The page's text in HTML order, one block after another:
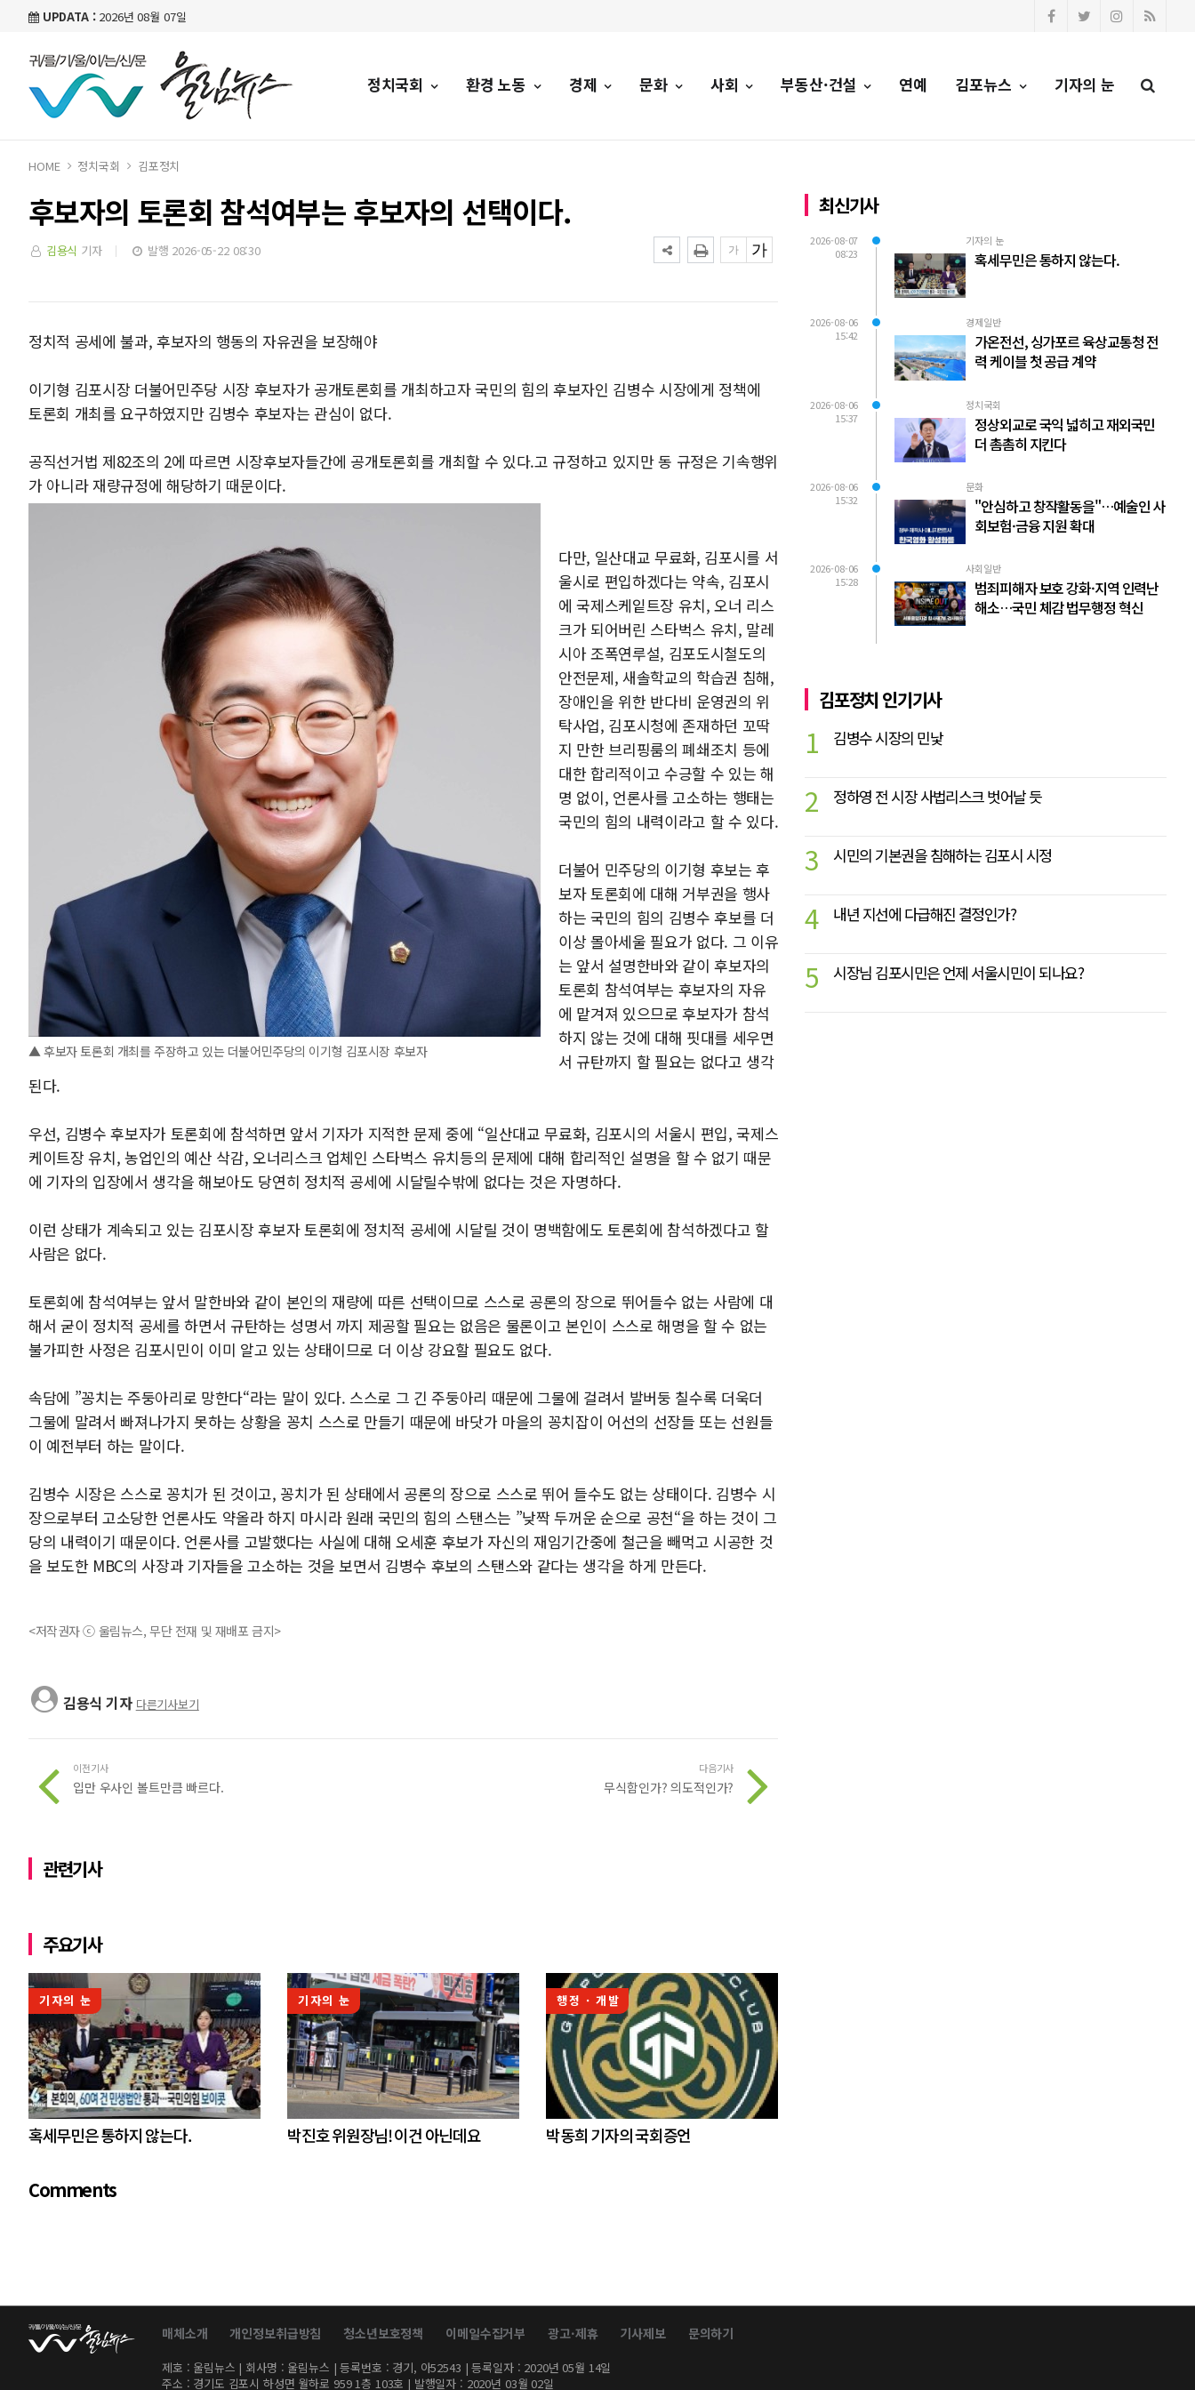
UPDATA :2026년 08월 07일
정치국회 환경 노동 경제 문화 사회 부동산·건설 연예 김포뉴스 기자의 눈
HOME 정치국회 김포정치
후보자의 토론회 참석여부는 후보자의 선택이다.
김용식 기자 발행 2026-05-22 08:30
정치적 공세에 불과, 후보자의 행동의 자유권을 보장해야
이기형 김포시장 더불어민주당 시장 후보자가 공개토론회를 개최하고자 국민의 힘의 후보자인 김병수 시장에게 정책에
토론회 개최를 요구하였지만 김병수 후보자는 관심이 없다.
공직선거법 제82조의 2에 따르면 시장후보자들간에 공개토론회를 개최할 수 있다.고 규정하고 있지만 동 규정은 기속행위
가 아니라 재량규정에 해당하기 때문이다.
▲ 후보자 토론회 개최를 주장하고 있는 더불어민주당의 이기형 김포시장 후보자
다만, 일산대교 무료화, 김포시를 서
울시로 편입하겠다는 약속, 김포시
에 국제스케잍트장 유치, 오너 리스
크가 되어버린 스타벅스 유치, 말레
시아 조폭연루설, 김포도시철도의
안전문제, 새솔학교의 학습권 침해,
장애인을 위한 반다비 운영권의 위
탁사업, 김포시청에 존재하던 꼬딱
지 만한 브리핑룸의 폐쇄조치 등에
대한 합리적이고 수긍할 수 있는 해
명 없이, 언론사를 고소하는 행태는
국민의 힘의 내력이라고 할 수 있다.
더불어 민주당의 이기형 후보는 후
보자 토론회에 대해 거부권을 행사
하는 국민의 힘의 김병수 후보를 더
이상 몰아세울 필요가 없다. 그 이유
는 앞서 설명한바와 같이 후보자의
토론회 참석여부는 후보자의 자유
에 맡겨져 있으므로 후보자가 참석
하지 않는 것에 대해 핏대를 세우면
서 규탄까지 할 필요는 없다고 생각
된다.
우선, 김병수 후보자가 토론회에 참석하면 앞서 기자가 지적한 문제 중에 “일산대교 무료화, 김포시의 서울시 편입, 국제스
케이트장 유치, 농업인의 예산 삭감, 오너리스크 업체인 스타벅스 유치등의 문제에 대해 합리적인 설명을 할 수 없기 때문
에 기자의 입장에서 생각을 해보아도 당연히 정치적 공세에 시달릴수밖에 없다는 것은 자명하다.
이런 상태가 계속되고 있는 김포시장 후보자 토론회에 정치적 공세에 시달릴 것이 명백함에도 토론회에 참석하겠다고 할
사람은 없다.
토론회에 참석여부는 앞서 말한바와 같이 본인의 재량에 따른 선택이므로 스스로 공론의 장으로 뛰어들수 없는 사람에 대
해서 굳이 정치적 공세를 하면서 규탄하는 성명서 까지 제공할 필요는 없음은 물론이고 본인이 스스로 해명을 할 수 없는
불가피한 사정은 김포시민이 이미 알고 있는 상태이므로 더 이상 강요할 필요도 없다.
속담에 ”꽁치는 주둥아리로 망한다“라는 말이 있다. 스스로 그 긴 주둥아리 때문에 그물에 걸려서 발버둥 칠수록 더욱더
그물에 말려서 빠져나가지 못하는 상황을 꽁치 스스로 만들기 때문에 바닷가 마을의 꽁치잡이 어선의 선장들 또는 선원들
이 예전부터 하는 말이다.
김병수 시장은 스스로 꽁치가 된 것이고, 꽁치가 된 상태에서 공론의 장으로 스스로 뛰어 들수도 없는 상태이다. 김병수 시
장으로부터 고소당한 언론사도 약올라 하지 마시라 원래 국민의 힘의 스탠스는 ”낮짝 두꺼운 순으로 공천“을 하는 것이 그
당의 내력이기 때문이다. 언론사를 고발했다는 사실에 대해 오세훈 후보가 자신의 재임기간중에 철근을 빼먹고 시공한 것
을 보도한 MBC의 사장과 기자들을 고소하는 것을 보면서 김병수 후보의 스탠스와 같다는 생각을 하게 만든다.
<저작권자 ⓒ 울림뉴스, 무단 전재 및 재배포 금지>
김용식 기자 다른기사보기
이전기사
입만 우사인 볼트만큼 빠르다.
다음기사
무식함인가? 의도적인가?
관련기사
주요기사
기자의 눈
혹세무민은 통하지 않는다.
기자의 눈
박진호 위원장님! 이건 아닌데요
행정 · 개발
박동희 기자의 국회증언
Comments
최신기사
2026-08-07
08:23
기자의 눈
혹세무민은 통하지 않는다.
2026-08-06
15:42
경제일반
가온전선, 싱가포르 육상교통청 전
력 케이블 첫 공급 계약
2026-08-06
15:37
정치국회
정상외교로 국익 넓히고 재외국민
더 촘촘히 지킨다
2026-08-06
15:32
문화
"안심하고 창작활동을"…예술인 사
회보험·금융 지원 확대
2026-08-06
15:28
사회일반
범죄피해자 보호 강화·지역 인력난
해소…국민 체감 법무행정 혁신
김포정치 인기기사
1 김병수 시장의 민낯
2 정하영 전 시장 사법리스크 벗어날 듯
3 시민의 기본권을 침해하는 김포시 시정
4 내년 지선에 다급해진 결정인가?
5 시장님 김포시민은 언제 서울시민이 되나요?
매체소개 개인정보취급방침 청소년보호정책 이메일수집거부 광고·제휴 기사제보 문의하기
제호 : 울림뉴스 | 회사명 : 울림뉴스 | 등록번호 : 경기, 아52543 | 등록일자 : 2020년 05월 14일
주소 : 경기도 김포시 하성면 월하로 959 1층 103호 | 발행일자 : 2020년 03월 02일